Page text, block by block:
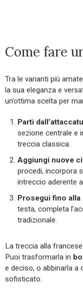
Come fare
Tra le varianti più
la sua eleganza e
un’ottima scelta per
Parti
sezione centrale e
treccia classica.
Aggiungi nuove
procedi, incorpora
intreccio aderente
Prosegui fino alla
testa, completa
tradizionale.
La treccia alla
Puoi trasformarla in
e deciso, o abbinarla a
sofisticato.